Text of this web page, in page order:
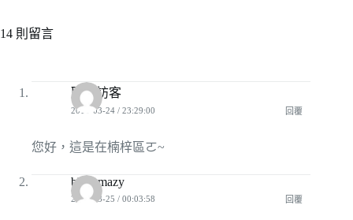
14 則留言
匿名訪客
2010-03-24 / 23:29:00 回覆
您好，這是在楠梓區ㄛ~
blackmazy
2010-03-25 / 00:03:58 回覆